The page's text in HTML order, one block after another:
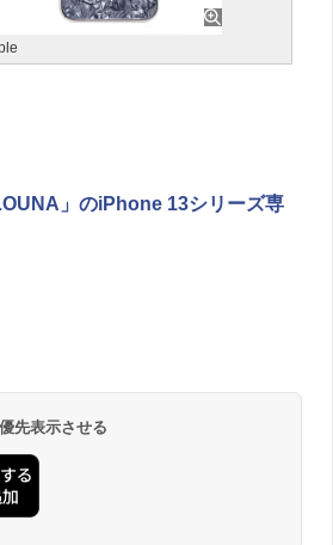
」のiPhone 13シリーズ専
先表示させる